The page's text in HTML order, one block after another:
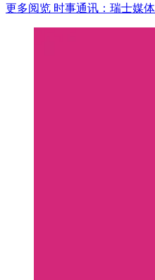
更多阅览 时事通讯：瑞士媒